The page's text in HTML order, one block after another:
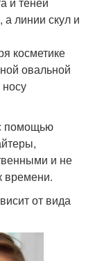
а линии скул и
косметике
овальной
помощью
и не
времени.
от вида